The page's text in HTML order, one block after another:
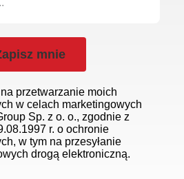
mnie
przetwarzanie moich
w celach marketingowych
Sp. z o. o., zgodnie z
r. o ochronie
w tym na przesyłanie
drogą elektroniczną.